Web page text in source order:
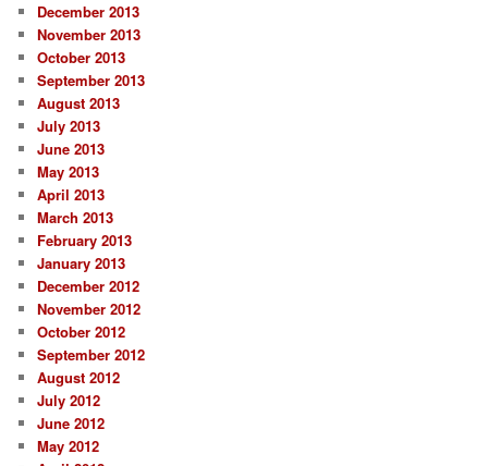
December 2013
November 2013
October 2013
September 2013
August 2013
July 2013
June 2013
May 2013
April 2013
March 2013
February 2013
January 2013
December 2012
November 2012
October 2012
September 2012
August 2012
July 2012
June 2012
May 2012